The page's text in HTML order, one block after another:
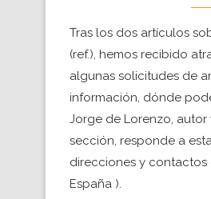
Tras los dos artículos
(ref.), hemos recibido
algunas solicitudes de
información, dónde
Jorge de Lorenzo,
sección, responde a
direcciones y contactos
España ).